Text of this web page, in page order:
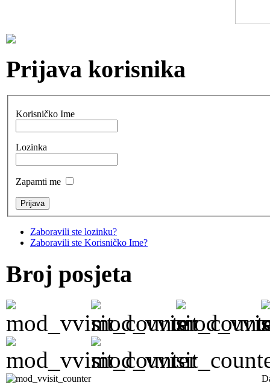
Prijava korisnika
Korisničko Ime
Lozinka
Zapamti me
Zaboravili ste lozinku?
Zaboravili ste Korisničko Ime?
Broj posjeta